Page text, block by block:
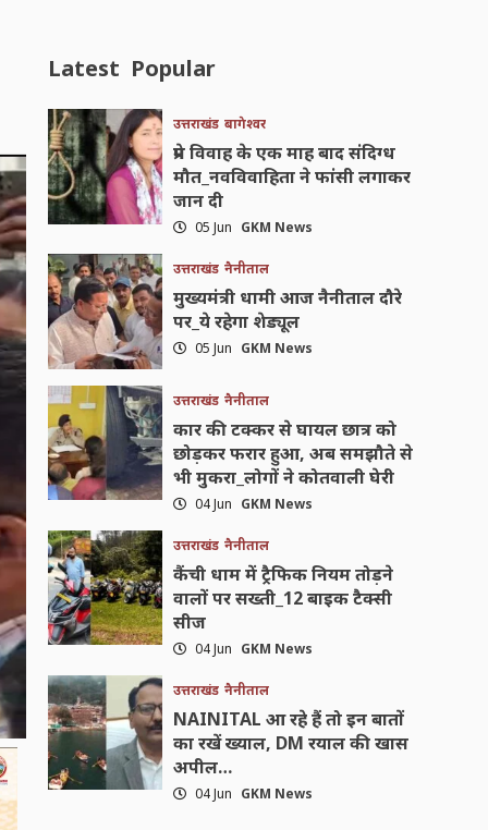
Latest Popular
उत्तराखंड बागेश्वर
प्रेम विवाह के एक माह बाद संदिग्ध
मौत_नवविवाहिता ने फांसी लगाकर
जान दी
05 Jun GKM News
उत्तराखंड नैनीताल
मुख्यमंत्री धामी आज नैनीताल दौरे
पर_ये रहेगा शेड्यूल
05 Jun GKM News
उत्तराखंड नैनीताल
कार की टक्कर से घायल छात्र को
छोड़कर फरार हुआ, अब समझौते से
भी मुकरा_लोगों ने कोतवाली घेरी
04 Jun GKM News
उत्तराखंड नैनीताल
कैंची धाम में ट्रैफिक नियम तोड़ने
वालों पर सख्ती_12 बाइक टैक्सी
सीज
04 Jun GKM News
उत्तराखंड नैनीताल
NAINITAL आ रहे हैं तो इन बातों
का रखें ख्याल, DM रयाल की खास
अपील…
04 Jun GKM News